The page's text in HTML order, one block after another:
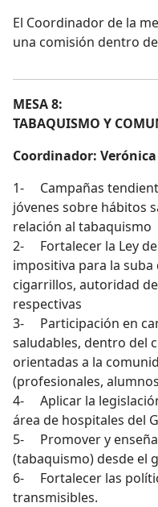
El Coordinador de la
una comisión dentro
MESA 8:
TABAQUISMO Y
Coordinador:
1- Campañas
jóvenes sobre hábitos
relación al tabaquismo
2- Fortalecer la Ley de
impositiva para la
cigarrillos, autoridad
respectivas
3- Participación en
saludables, dentro del
orientadas a la
(profesionales,
4- Aplicar la
área de hospitales del
5- Promover y
(tabaquismo) desde el
6- Fortalecer las
transmisibles.